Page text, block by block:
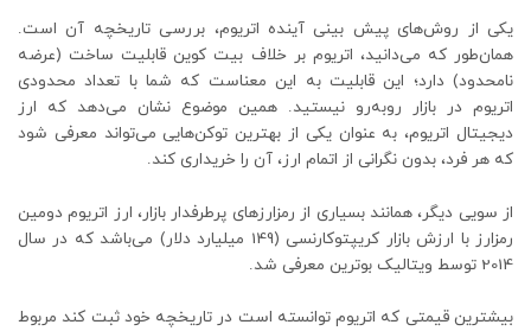
یکی از روش‌های پیش بینی آینده اتریوم، بررسی تاریخچه آن است.
همان‌طور که می‌دانید، اتریوم بر خلاف بیت کوین قابلیت ساخت (عرضه
نامحدود) دارد؛ این قابلیت به این معناست که شما با تعداد محدودی
اتریوم در بازار روبه‌رو نیستید. همین موضوع نشان می‌دهد که ارز
دیجیتال اتریوم، به عنوان یکی از بهترین توکن‌هایی می‌تواند معرفی شود
که هر فرد، بدون نگرانی از اتمام ارز، آن را خریداری کند.
از سویی دیگر، همانند بسیاری از رمزارزهای پرطرفدار بازار، ارز اتریوم دومین
رمزارز با ارزش بازار کریپتوکارنسی (149 میلیارد دلار) می‌باشد که در سال
2014 توسط ویتالیک بوترین معرفی شد.
بیشترین قیمتی که اتریوم توانسته است در تاریخچه خود ثبت کند مربوط